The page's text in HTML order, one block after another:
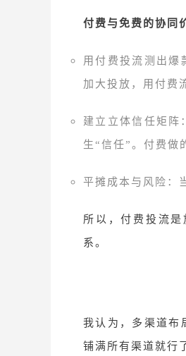
付费与免费的协同
用付费投流测出爆
加大投放，用付费
建立立体信任矩阵
生“信任”。付费做
平摊成本与风险：
所以，付费投流
系。
我认为，多渠道布
铺满所有渠道就行
一期课程几节课？什么时候上课？